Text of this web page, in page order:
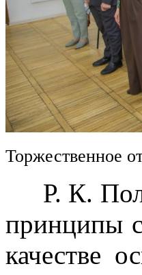
Торжественное
Р. К.
принципы
качестве